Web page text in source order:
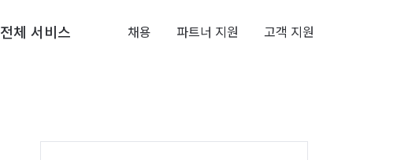
전체 서비스 채용 파트너 지원 고객 지원